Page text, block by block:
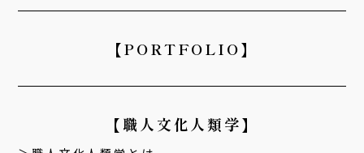
【PORTFOLIO】
【職人文化人類学】